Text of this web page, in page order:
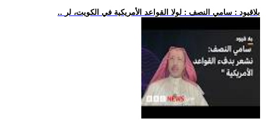
.. بلاقيود : سامي النصف : لولا القواعد الأمريكية في الكويت، لر